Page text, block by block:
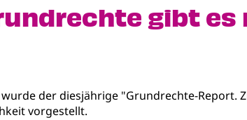
gibt
wurde der diesjährige "Grundrechte-
vorgestellt.